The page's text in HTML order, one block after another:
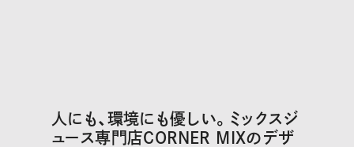
人にも、環境にも優しい。ミックスジ
ュース専門店CORNER MIXのデザ